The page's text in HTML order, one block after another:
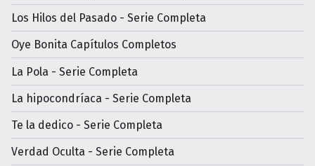
Los Hilos del Pasado - Serie Completa
Oye Bonita Capítulos Completos
La Pola - Serie Completa
La hipocondríaca - Serie Completa
Te la dedico - Serie Completa
Verdad Oculta - Serie Completa